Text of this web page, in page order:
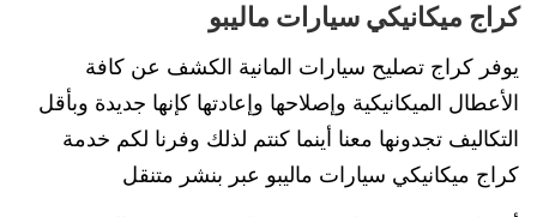
كراج ميكانيكي سيارات ماليبو
يوفر كراج تصليح سيارات المانية الكشف عن كافة
الأعطال الميكانيكية وإصلاحها وإعادتها كإنها جديدة وبأقل
التكاليف تجدونها معنا أينما كنتم لذلك وفرنا لكم خدمة
كراج ميكانيكي سيارات ماليبو عبر بنشر متنقل